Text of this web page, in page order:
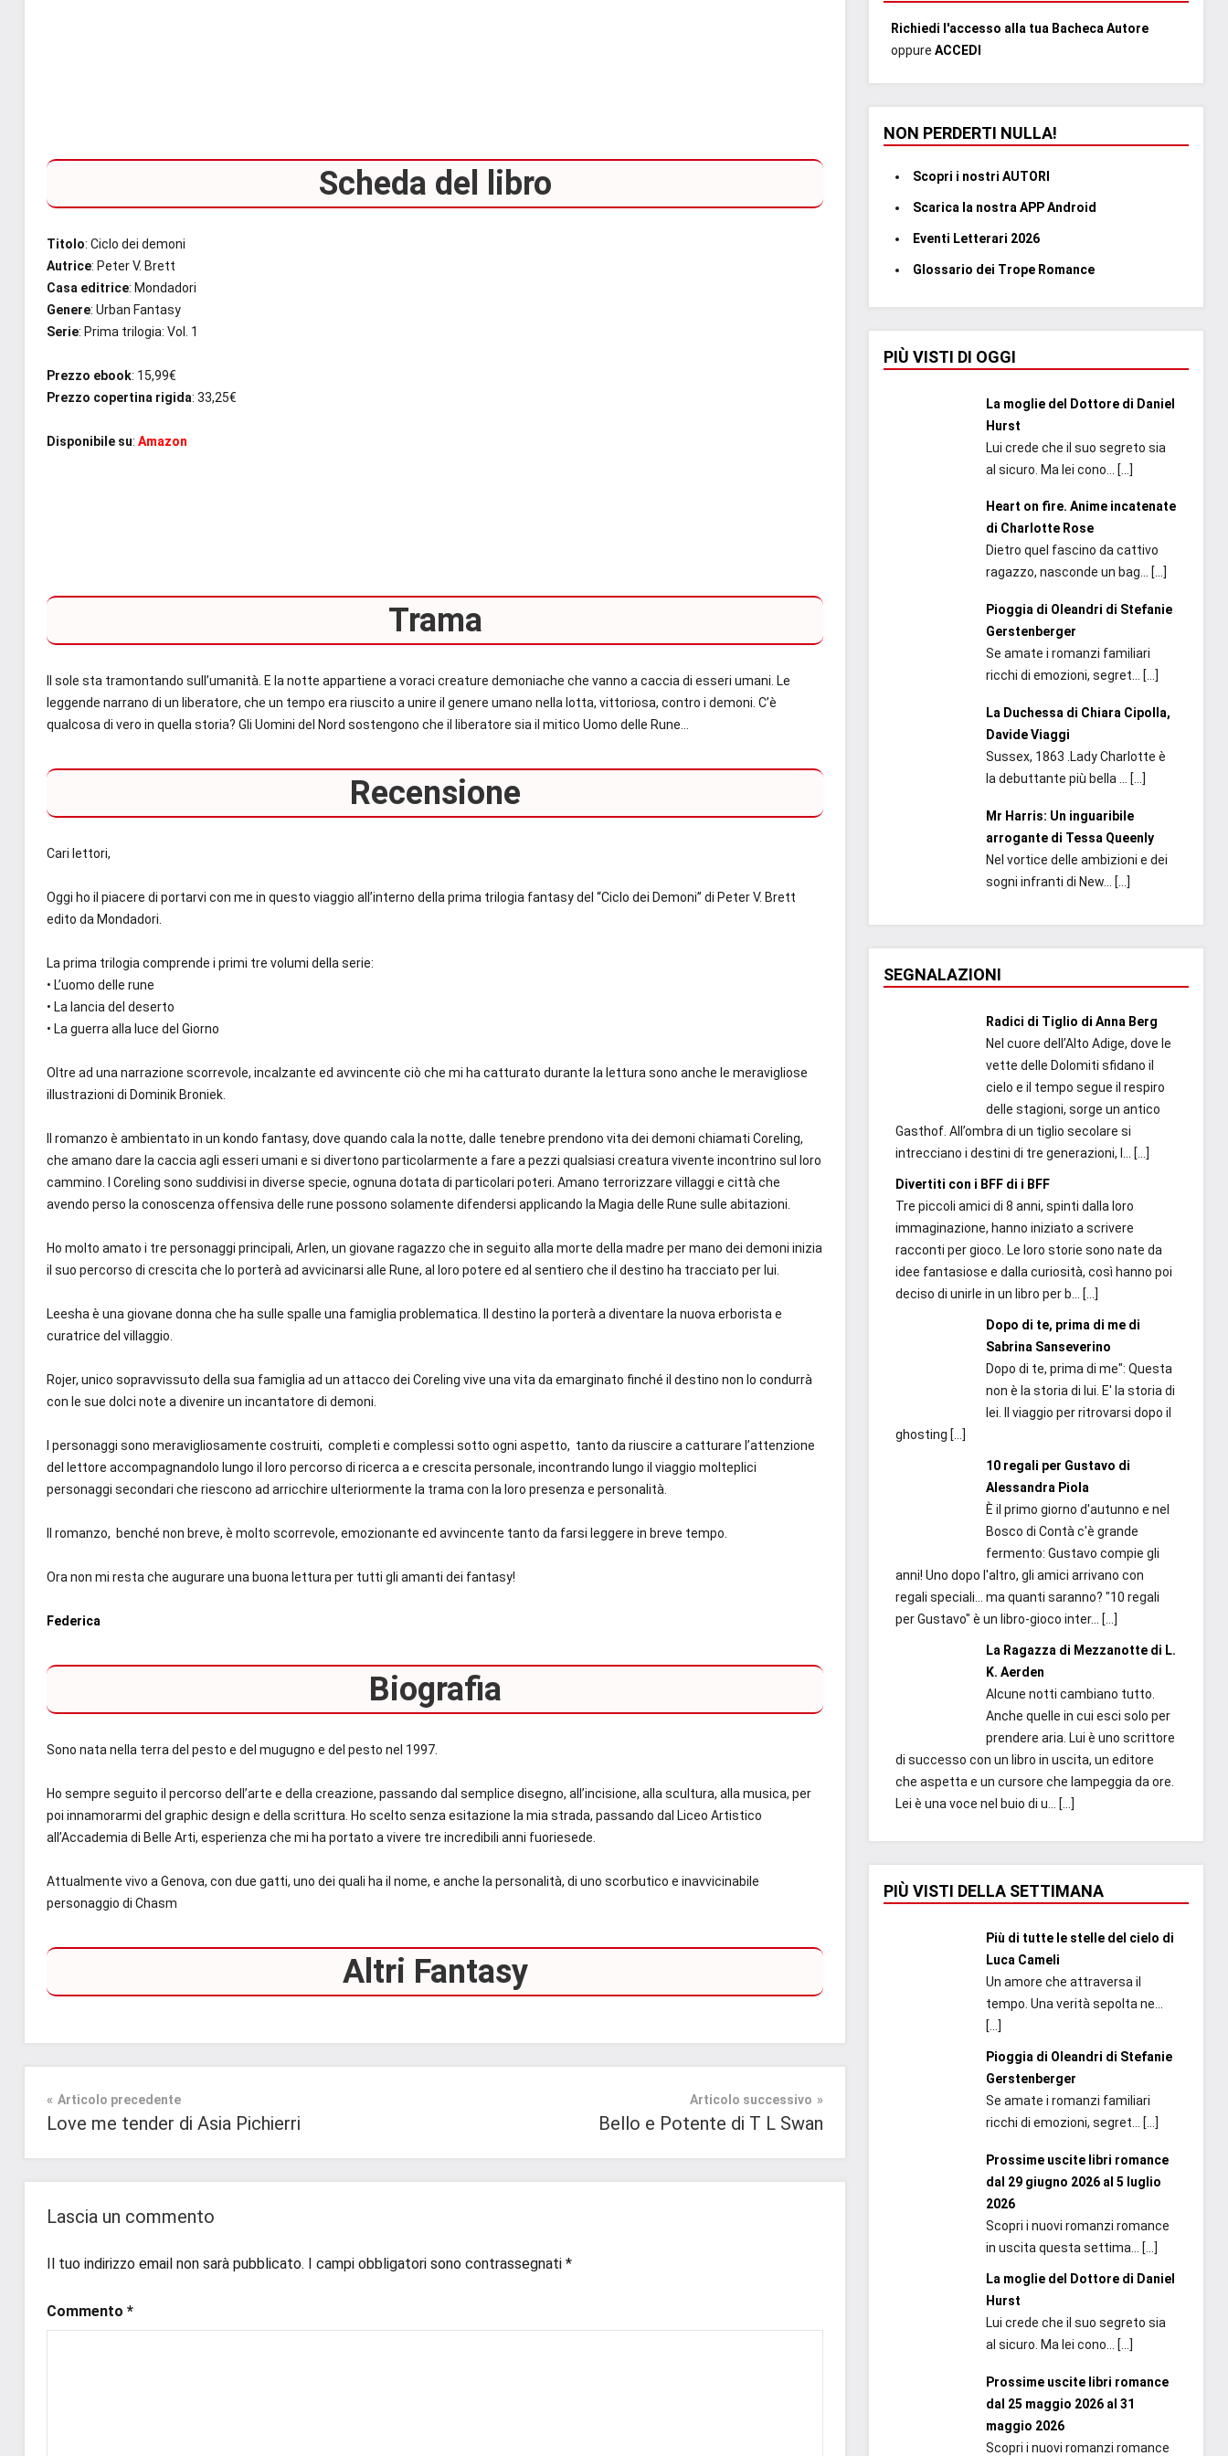
Scheda del libro
Titolo: Ciclo dei demoni
Autrice: Peter V. Brett
Casa editrice: Mondadori
Genere: Urban Fantasy
Serie: Prima trilogia: Vol. 1
Prezzo ebook: 15,99€
Prezzo copertina rigida: 33,25€
Disponibile su: Amazon
Trama
Il sole sta tramontando sull’umanità. E la notte appartiene a voraci creature demoniache che vanno a caccia di esseri umani. Le
leggende narrano di un liberatore, che un tempo era riuscito a unire il genere umano nella lotta, vittoriosa, contro i demoni. C’è
qualcosa di vero in quella storia? Gli Uomini del Nord sostengono che il liberatore sia il mitico Uomo delle Rune…
Recensione
Cari lettori,
Oggi ho il piacere di portarvi con me in questo viaggio all’interno della prima trilogia fantasy del “Ciclo dei Demoni” di Peter V. Brett
edito da Mondadori.
La prima trilogia comprende i primi tre volumi della serie:
• L’uomo delle rune
• La lancia del deserto
• La guerra alla luce del Giorno
Oltre ad una narrazione scorrevole, incalzante ed avvincente ciò che mi ha catturato durante la lettura sono anche le meravigliose
illustrazioni di Dominik Broniek.
Il romanzo è ambientato in un kondo fantasy, dove quando cala la notte, dalle tenebre prendono vita dei demoni chiamati Coreling,
che amano dare la caccia agli esseri umani e si divertono particolarmente a fare a pezzi qualsiasi creatura vivente incontrino sul loro
cammino. I Coreling sono suddivisi in diverse specie, ognuna dotata di particolari poteri. Amano terrorizzare villaggi e città che
avendo perso la conoscenza offensiva delle rune possono solamente difendersi applicando la Magia delle Rune sulle abitazioni.
Ho molto amato i tre personaggi principali, Arlen, un giovane ragazzo che in seguito alla morte della madre per mano dei demoni inizia
il suo percorso di crescita che lo porterà ad avvicinarsi alle Rune, al loro potere ed al sentiero che il destino ha tracciato per lui.
Leesha è una giovane donna che ha sulle spalle una famiglia problematica. Il destino la porterà a diventare la nuova erborista e
curatrice del villaggio.
Rojer, unico sopravvissuto della sua famiglia ad un attacco dei Coreling vive una vita da emarginato finché il destino non lo condurrà
con le sue dolci note a divenire un incantatore di demoni.
I personaggi sono meravigliosamente costruiti, completi e complessi sotto ogni aspetto, tanto da riuscire a catturare l’attenzione
del lettore accompagnandolo lungo il loro percorso di ricerca a e crescita personale, incontrando lungo il viaggio molteplici
personaggi secondari che riescono ad arricchire ulteriormente la trama con la loro presenza e personalità.
Il romanzo, benché non breve, è molto scorrevole, emozionante ed avvincente tanto da farsi leggere in breve tempo.
Ora non mi resta che augurare una buona lettura per tutti gli amanti dei fantasy!
Federica
Biografia
Sono nata nella terra del pesto e del mugugno e del pesto nel 1997.
Ho sempre seguito il percorso dell’arte e della creazione, passando dal semplice disegno, all’incisione, alla scultura, alla musica, per
poi innamorarmi del graphic design e della scrittura. Ho scelto senza esitazione la mia strada, passando dal Liceo Artistico
all’Accademia di Belle Arti, esperienza che mi ha portato a vivere tre incredibili anni fuoriesede.
Attualmente vivo a Genova, con due gatti, uno dei quali ha il nome, e anche la personalità, di uno scorbutico e inavvicinabile
personaggio di Chasm
Altri Fantasy
#blogger,
#bloggerlife,
#ebook,
#inlibreria,
#ioleggo,
Fantasy
Recensioni
Navigazione
articoli
Articolo precedente
Love me tender di Asia Pichierri
Articolo successivo
Bello e Potente di T L Swan
Lascia un commento
Il tuo indirizzo email non sarà pubblicato. I campi obbligatori sono contrassegnati *
Commento *
Richiedi l'accesso alla tua Bacheca Autore
oppure ACCEDI
NON PERDERTI NULLA!
Scopri i nostri AUTORI
Scarica la nostra APP Android
Eventi Letterari 2026
Glossario dei Trope Romance
PIÙ VISTI DI OGGI
La moglie del Dottore di Daniel
Hurst
Lui crede che il suo segreto sia
al sicuro. Ma lei cono...
[…]
Heart on fire. Anime incatenate
di Charlotte Rose
Dietro quel fascino da cattivo
ragazzo, nasconde un bag... […]
Pioggia di Oleandri di Stefanie
Gerstenberger
Se amate i romanzi familiari
ricchi di emozioni, segret...
[…]
La Duchessa di Chiara Cipolla,
Davide Viaggi
Sussex, 1863 .Lady Charlotte è
la debuttante più bella ...
[…]
Mr Harris: Un inguaribile
arrogante di Tessa Queenly
Nel vortice delle ambizioni e dei
sogni infranti di New...
[…]
SEGNALAZIONI
Radici di Tiglio di Anna Berg
Nel cuore dell’Alto Adige, dove le
vette delle Dolomiti sfidano il
cielo e il tempo segue il respiro
delle stagioni, sorge un antico
Gasthof. All’ombra di un tiglio secolare si
intrecciano i destini di tre generazioni, l... […]
Divertiti con i BFF di i BFF
Tre piccoli amici di 8 anni, spinti dalla loro
immaginazione, hanno iniziato a scrivere
racconti per gioco. Le loro storie sono nate da
idee fantasiose e dalla curiosità, così hanno poi
deciso di unirle in un libro per b... […]
Dopo di te, prima di me di
Sabrina Sanseverino
Dopo di te, prima di me": Questa
non è la storia di lui. E' la storia di
lei. Il viaggio per ritrovarsi dopo il
ghosting […]
10 regali per Gustavo di
Alessandra Piola
È il primo giorno d'autunno e nel
Bosco di Contà c'è grande
fermento: Gustavo compie gli
anni! Uno dopo l'altro, gli amici arrivano con
regali speciali... ma quanti saranno? "10 regali
per Gustavo" è un libro-gioco inter... […]
La Ragazza di Mezzanotte di L.
K. Aerden
Alcune notti cambiano tutto.
Anche quelle in cui esci solo per
prendere aria. Lui è uno scrittore
di successo con un libro in uscita, un editore
che aspetta e un cursore che lampeggia da ore.
Lei è una voce nel buio di u... […]
PIÙ VISTI DELLA SETTIMANA
Più di tutte le stelle del cielo di
Luca Cameli
Un amore che attraversa il
tempo. Una verità sepolta ne...
[…]
Pioggia di Oleandri di Stefanie
Gerstenberger
Se amate i romanzi familiari
ricchi di emozioni, segret... […]
Prossime uscite libri romance
dal 29 giugno 2026 al 5 luglio
2026
Scopri i nuovi romanzi romance
in uscita questa settima...
[…]
La moglie del Dottore di Daniel
Hurst
Lui crede che il suo segreto sia
al sicuro. Ma lei cono...
[…]
Prossime uscite libri romance
dal 25 maggio 2026 al 31
maggio 2026
Scopri i nuovi romanzi romance